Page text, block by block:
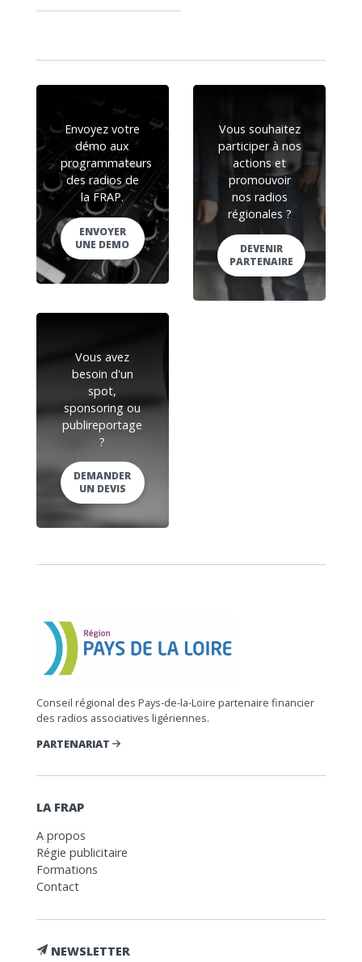
Envoyez votre
démo aux
programmateurs
des radios de
la FRAP.
ENVOYER
UNE DEMO
Vous souhaitez
participer à nos
actions et
promouvoir
nos radios
régionales ?
DEVENIR
PARTENAIRE
Vous avez
besoin d'un
spot,
sponsoring ou
publireportage
?
DEMANDER
UN DEVIS
Conseil régional des Pays-de-la-Loire partenaire financier
des radios associatives ligériennes.
PARTENARIAT
LA FRAP
A propos
Régie publicitaire
Formations
Contact
NEWSLETTER